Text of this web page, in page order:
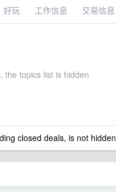
好玩 工作信息 交易信息
the topics list is hidden
closed deals, is not hidden